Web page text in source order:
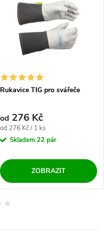
Rukavice TIG pro svářeče
od 276 Kč
Měrná cena:
od 276 Kč / 1 ks
Skladem 22 pár
ZOBRAZIT